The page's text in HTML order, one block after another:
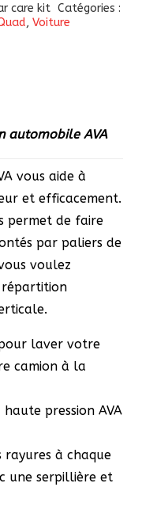
care kit Catégories :
, Voiture
automobile AVA
vous aide à
et efficacement.
permet de faire
par paliers de
voulez
répartition
laver votre
camion à la
pression AVA
à chaque
une serpillière et